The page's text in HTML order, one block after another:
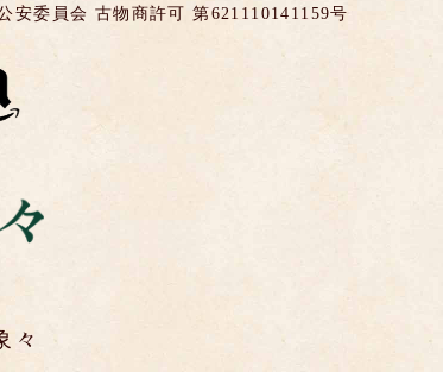
安委員会 古物商許可 第621110141159号
々